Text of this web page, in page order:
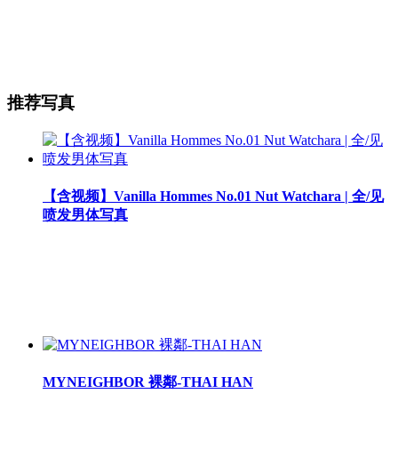
推荐写真
【含视频】Vanilla Hommes No.01 Nut Watchara | 全/见
喷发男体写真
MYNEIGHBOR 裸鄰-THAI HAN